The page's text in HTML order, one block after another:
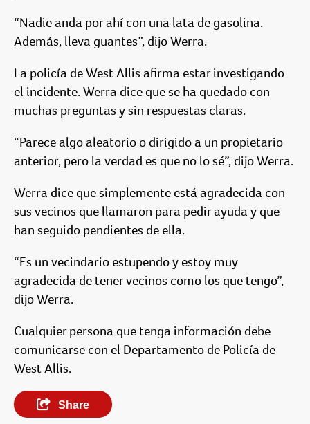
“Nadie anda por ahí con una lata de gasolina.
Además, lleva guantes”, dijo Werra.
La policía de West Allis afirma estar investigando
el incidente. Werra dice que se ha quedado con
muchas preguntas y sin respuestas claras.
“Parece algo aleatorio o dirigido a un propietario
anterior, pero la verdad es que no lo sé”, dijo Werra.
Werra dice que simplemente está agradecida con
sus vecinos que llamaron para pedir ayuda y que
han seguido pendientes de ella.
“Es un vecindario estupendo y estoy muy
agradecida de tener vecinos como los que tengo”,
dijo Werra.
Cualquier persona que tenga información debe
comunicarse con el Departamento de Policía de
West Allis.
Share